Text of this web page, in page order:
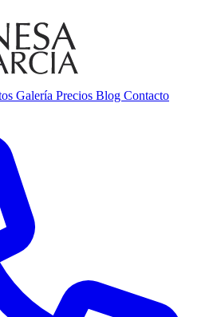
Galería Precios Blog Contacto